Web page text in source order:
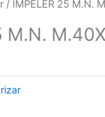
/ IMPELER 25 M.N.
M.N.